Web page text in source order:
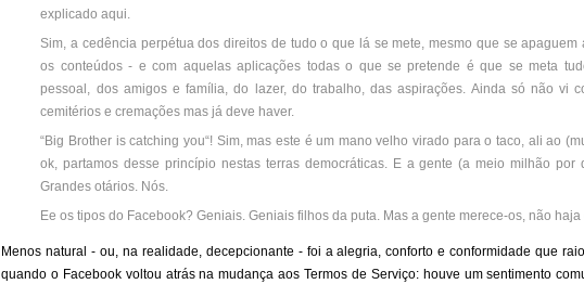
explicado aqui.
Sim, a cedência perpétua dos direitos de tudo o que lá se mete, mesmo que se apaguem
os conteúdos - e com aquelas aplicações todas o que se pretende é que se meta
pessoal, dos amigos e família, do lazer, do trabalho, das aspirações. Ainda só não vi
cemitérios e cremações mas já deve haver.
“Big Brother is catching you“! Sim, mas este é um mano velho virado para o taco, ali ao
ok, partamos desse princípio nestas terras democráticas. E a gente (a meio milhão por
Grandes otários. Nós.
Ee os tipos do Facebook? Geniais. Geniais filhos da puta. Mas a gente merece-os, não
Menos natural - ou, na realidade, decepcionante - foi a alegria, conforto e conformidade que
quando o Facebook voltou atrás na mudança aos Termos de Serviço: houve um sentimento